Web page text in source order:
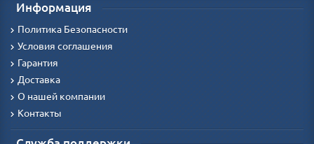
Информация
Политика Безопасности
Условия соглашения
Гарантия
Доставка
О нашей компании
Контакты